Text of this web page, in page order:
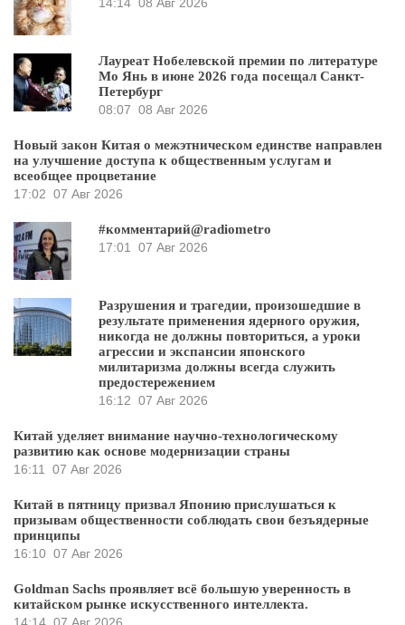
14:14 08 Авг 2026
Лауреат Нобелевской премии по литературе
Мо Янь в июне 2026 года посещал Санкт-
Петербург
08:07 08 Авг 2026
Новый закон Китая о межэтническом единстве направлен
на улучшение доступа к общественным услугам и
всеобщее процветание
17:02 07 Авг 2026
#комментарий@radiometro
17:01 07 Авг 2026
Разрушения и трагедии, произошедшие в
результате применения ядерного оружия,
никогда не должны повториться, а уроки
агрессии и экспансии японского
милитаризма должны всегда служить
предостережением
16:12 07 Авг 2026
Китай уделяет внимание научно-технологическому
развитию как основе модернизации страны
16:11 07 Авг 2026
Китай в пятницу призвал Японию прислушаться к
призывам общественности соблюдать свои безъядерные
принципы
16:10 07 Авг 2026
Goldman Sachs проявляет всё большую уверенность в
китайском рынке искусственного интеллекта.